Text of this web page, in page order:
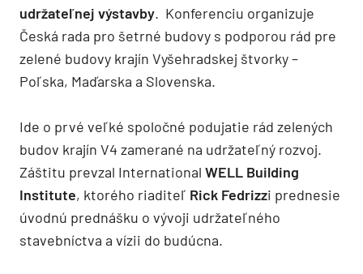
udržateľnej výstavby. Konferenciu organizuje
Česká rada pro šetrné budovy s podporou rád pre
zelené budovy krajín Vyšehradskej štvorky–
Poľska, Maďarska a Slovenska.
Ide o prvé veľké spoločné podujatie rád zelených
budov krajín V4 zamerané na udržateľný rozvoj.
Záštitu prevzal International WELL Building
Institute, ktorého riaditeľ Rick Fedrizzi prednesie
úvodnú prednášku o vývoji udržateľného
stavebníctva a vízii do budúcna.